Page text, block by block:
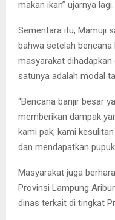
makan ikan” ujarnya lagi.
Sementara itu, Mamuji
bahwa setelah bencana
masyarakat
satunya adalah modal
“Bencana banjir besar
memberikan dampak
kami pak, kami
dan mendapatkan
Masyarakat juga
Provinsi Lampung
dinas terkait di tingkat